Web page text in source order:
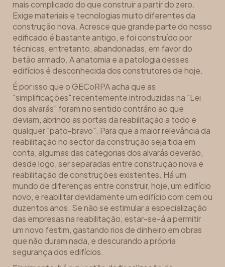
mais complicado do que construir a partir do zero.
Exige materiais e tecnologias muito diferentes da
construção nova. Acresce que grande parte do nosso
edificado é bastante antigo, e foi construído por
técnicas, entretanto, abandonadas, em favor do
betão armado. A anatomia e a patologia desses
edifícios é desconhecida dos construtores de hoje.
É por isso que o GECoRPA acha que as
"simplificações" recentemente introduzidas na "Lei
dos alvarás" foram no sentido contrário ao que
deviam, abrindo as portas da reabilitação a todo e
qualquer "pato-bravo". Para que a maior relevância da
reabilitação no sector da construção seja tida em
conta, algumas das categorias dos alvarás deverão,
desde logo, ser separadas entre construção nova e
reabilitação de construções existentes. Há um
mundo de diferenças entre construir, hoje, um edifício
novo, e reabilitar devidamente um edifício com cem ou
duzentos anos. Se não se estimular a especialização
das empresas na reabilitação, estar-se-á a permitir
um novo festim, gastando rios de dinheiro em obras
que não duram nada, e descurando a própria
segurança dos edifícios.